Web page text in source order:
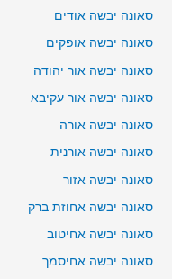
סאונה יבשה אודים
סאונה יבשה אופקים
סאונה יבשה אור יהודה
סאונה יבשה אור עקיבא
סאונה יבשה אורה
סאונה יבשה אורנית
סאונה יבשה אזור
סאונה יבשה אחוזת ברק
סאונה יבשה אחיטוב
סאונה יבשה אחיסמך